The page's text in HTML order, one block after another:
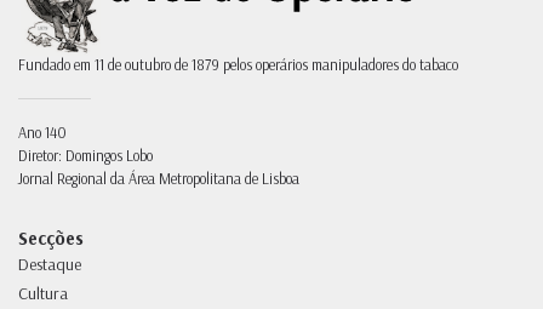
Fundado em 11 de outubro de 1879 pelos operários manipuladores do tabaco
Ano 140
Diretor: Domingos Lobo
Jornal Regional da Área Metropolitana de Lisboa
Secções
Destaque
Cultura